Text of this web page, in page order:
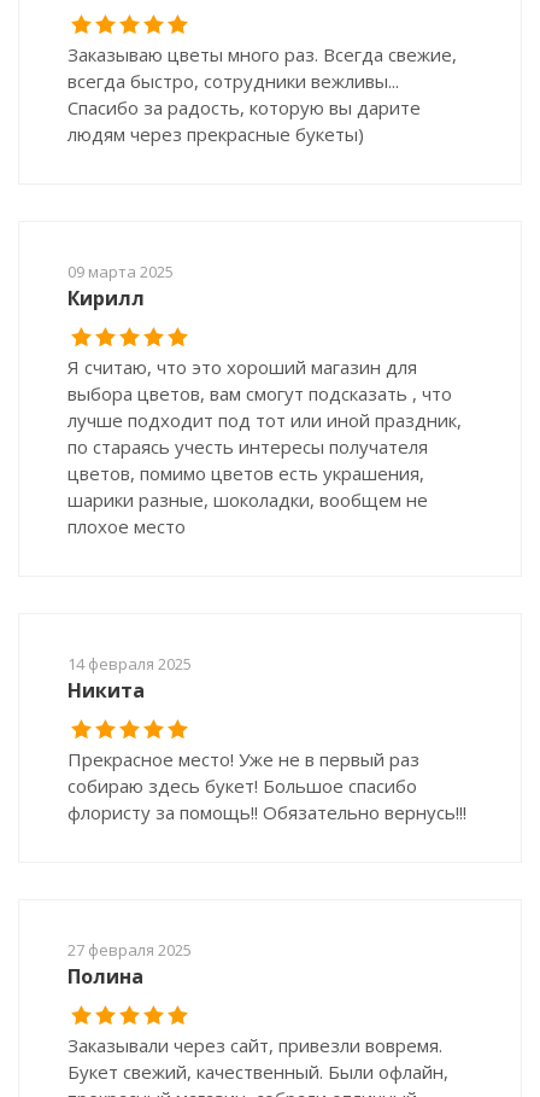
Заказываю цветы много раз. Всегда свежие,
всегда быстро, сотрудники вежливы...
Спасибо за радость, которую вы дарите
людям через прекрасные букеты)
09 марта 2025
Кирилл
Я считаю, что это хороший магазин для
выбора цветов, вам смогут подсказать , что
лучше подходит под тот или иной праздник,
по стараясь учесть интересы получателя
цветов, помимо цветов есть украшения,
шарики разные, шоколадки, вообщем не
плохое место
14 февраля 2025
Никита
Прекрасное место! Уже не в первый раз
собираю здесь букет! Большое спасибо
флористу за помощь!! Обязательно вернусь!!!
27 февраля 2025
Полина
Заказывали через сайт, привезли вовремя.
Букет свежий, качественный. Были офлайн,